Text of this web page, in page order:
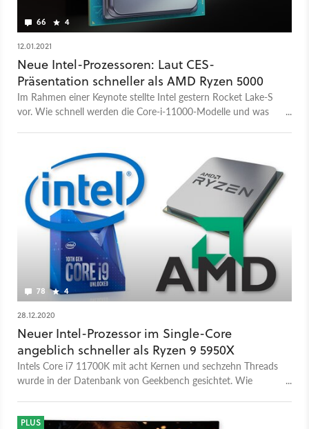
66 4
12.01.2021
Neue Intel-Prozessoren: Laut CES-
Präsentation schneller als AMD Ryzen 5000
Im Rahmen einer Keynote stellte Intel gestern Rocket Lake-S
vor. Wie schnell werden die Core-i-11000-Modelle und was
78 4
28.12.2020
Neuer Intel-Prozessor im Single-Core
angeblich schneller als Ryzen 9 5950X
Intels Core i7 11700K mit acht Kernen und sechzehn Threads
wurde in der Datenbank von Geekbench gesichtet. Wie
PLUS